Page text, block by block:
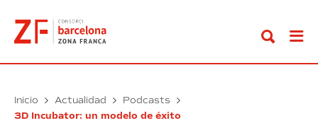
contenido
Inicio Actualidad Podcasts
3D Incubator: un modelo de éxito